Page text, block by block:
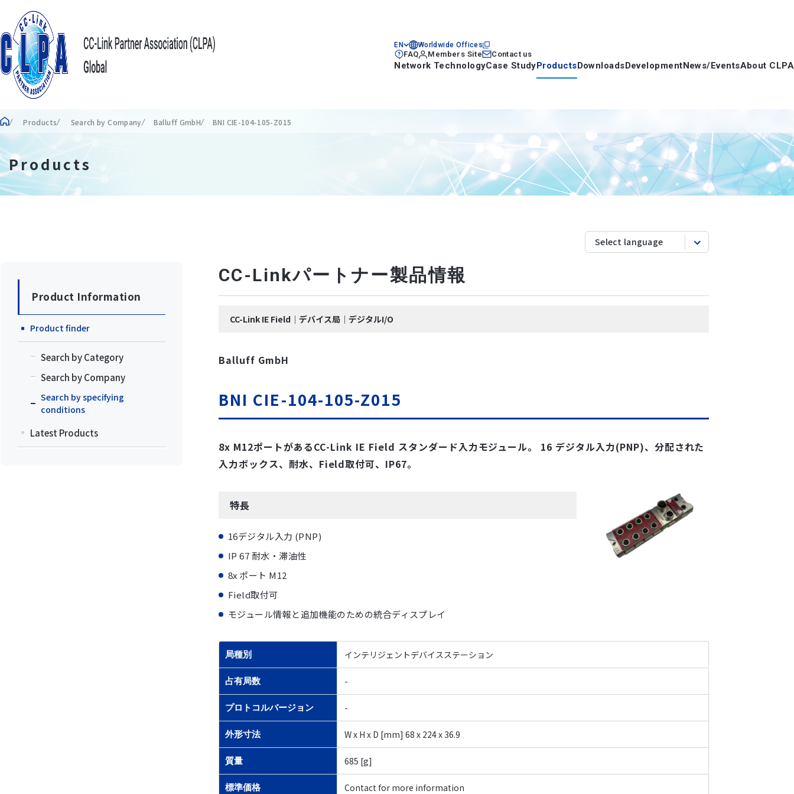
EN Worldwide Offices
FAQ Members Site Contact us
Network TechnologyCase StudyProductsDownloadsDevelopmentNews/EventsAbout CLPA
Products Search by Company Balluff GmbH BNI CIE-104-105-Z015
Products
Product Information
Product finder
Search by Category
Search by Company
Search by specifying
conditions
Latest Products
CC-Linkパートナー製品情報
CC-Link IE Field｜デバイス局｜デジタルI/O
Balluff GmbH
BNI CIE-104-105-Z015
8x M12ポートがあるCC-Link IE Field スタンダード入力モジュール。 16 デジタル入力(PNP)、分配された
入力ボックス、耐水、Field取付可、IP67。
特長
16デジタル入力 (PNP)
IP 67 耐水・滞油性
8x ポート M12
Field取付可
モジュール情報と追加機能のための統合ディスプレイ
局種別 インテリジェントデバイスステーション
占有局数 -
プロトコルバージョン -
外形寸法 W x H x D [mm] 68 x 224 x 36.9
質量 685 [g]
標準価格 Contact for more information